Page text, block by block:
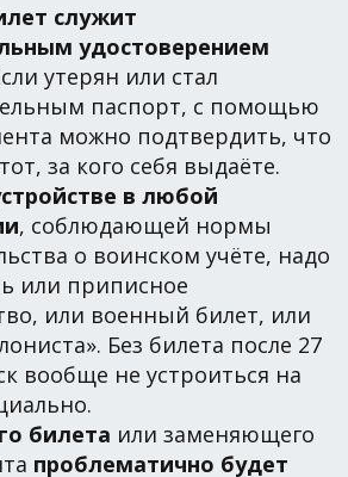
служит
удостоверением
утерян или стал
паспорт, с помощью
можно подтвердить, что
за кого себя выдаёте.
в любой
, соблюдающей нормы
о воинском учёте, надо
или приписное
или военный билет, или
Без билета после 27
вообще не устроиться на
билета или заменяющего
проблематично будет